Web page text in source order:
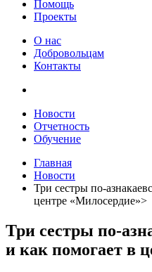
Помощь
Проекты
О нас
Добровольцам
Контакты
Новости
Отчетность
Обучение
Главная
Новости
Три сестры по-
центре «Милосердие»>
Три сестры по-
и как помогает в